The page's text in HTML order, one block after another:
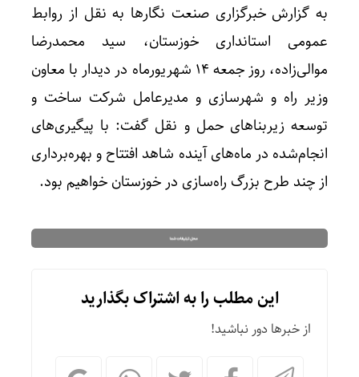
به گزارش خبرگزاری صنعت نگارها به نقل از روابط
عمومی استانداری خوزستان، سید محمدرضا
موالی‌زاده، روز جمعه ۱۴ شهریورماه در دیدار با معاون
وزیر راه و شهرسازی و مدیرعامل شرکت ساخت و
توسعه زیربناهای حمل و نقل گفت: با پیگیری‌‌های
انجام‌شده در ماه‌های آینده شاهد افتتاح و بهره‌برداری
از چند طرح بزرگ راه‌سازی در خوزستان خواهیم بود.
این مطلب را به اشتراک بگذارید
از خبرها دور نباشید!